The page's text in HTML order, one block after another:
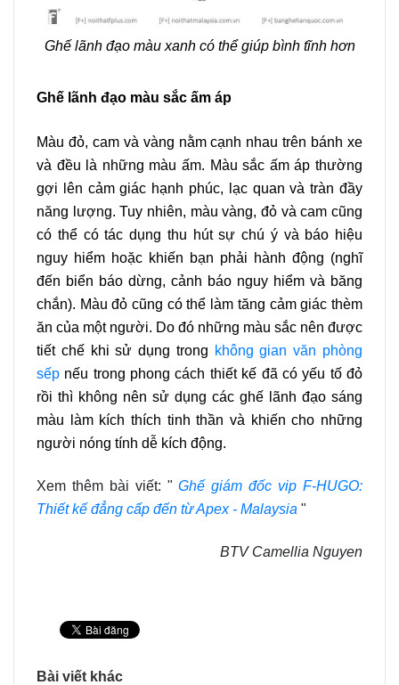
Ghế lãnh đạo màu xanh có thể giúp bình tĩnh hơn
Ghế lãnh đạo màu sắc ấm áp
Màu đỏ, cam và vàng nằm cạnh nhau trên bánh xe
và đều là những màu ấm. Màu sắc ấm áp thường
gợi lên cảm giác hạnh phúc, lạc quan và tràn đầy
năng lượng. Tuy nhiên, màu vàng, đỏ và cam cũng
có thể có tác dụng thu hút sự chú ý và báo hiệu
nguy hiểm hoặc khiến bạn phải hành động (nghĩ
đến biển báo dừng, cảnh báo nguy hiểm và băng
chắn). Màu đỏ cũng có thể làm tăng cảm giác thèm
ăn của một người. Do đó những màu sắc nên được
tiết chế khi sử dụng trong không gian văn phòng
sếp nếu trong phong cách thiết kế đã có yếu tố đỏ
rồi thì không nên sử dụng các ghế lãnh đạo sáng
màu làm kích thích tinh thần và khiến cho những
người nóng tính dễ kích động.
Xem thêm bài viết: "Ghế giám đốc vip F-HUGO:
Thiết kế đẳng cấp đến từ Apex - Malaysia "
BTV Camellia Nguyen
Bài viết khác